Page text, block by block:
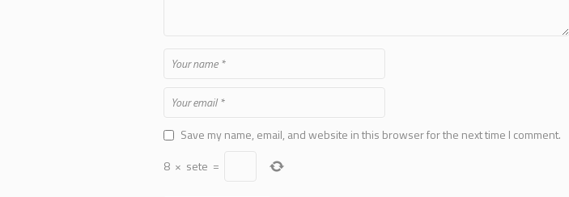
Save my name, email, and website in this browser for the next time I comment.
8 × sete =